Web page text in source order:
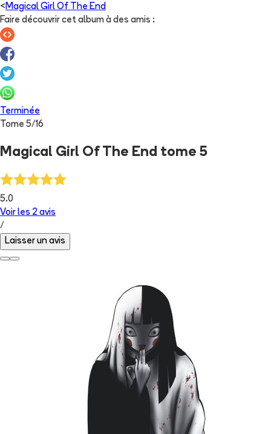
< Magical Girl Of The End
Faire découvrir cet album à des amis :
Terminée
Tome 5/16
Magical Girl Of The End tome 5
5.0
Voir les 2 avis
/
Laisser un avis